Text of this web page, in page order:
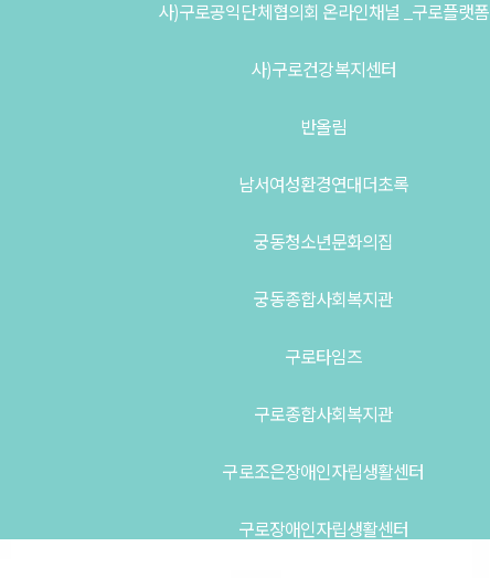
사)구로공익단체협의회 온라인채널 _구로플랫폼
사)구로건강복지센터
반올림
남서여성환경연대더초록
궁동청소년문화의집
궁동종합사회복지관
구로타임즈
구로종합사회복지관
구로조은장애인자립생활센터
구로장애인자립생활센터